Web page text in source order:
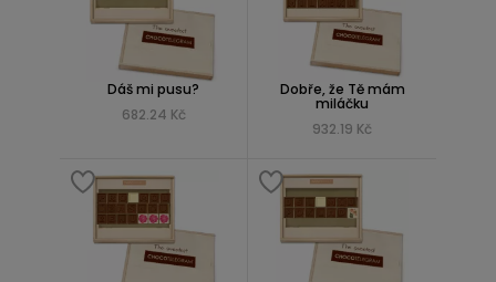
Dáš mi pusu?
682.24 Kč
Dobře, že Tě mám
miláčku
932.19 Kč